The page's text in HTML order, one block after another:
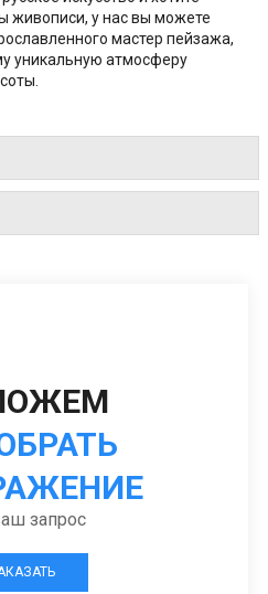
живописи, у нас вы можете
мастер пейзажа,
уникальную атмосферу
запрос